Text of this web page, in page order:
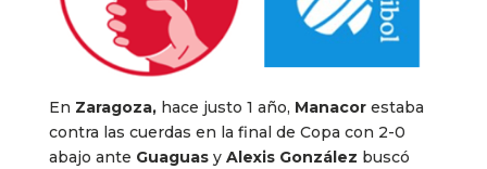
En Zaragoza,hace justo 1 año, Manacorestaba
contra las cuerdas en la final de Copa con 2-0
abajo ante Guaguasy Alexis González buscó